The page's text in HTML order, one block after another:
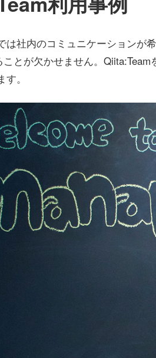
は社内のコミュニケーションが
ことが欠かせません。
。